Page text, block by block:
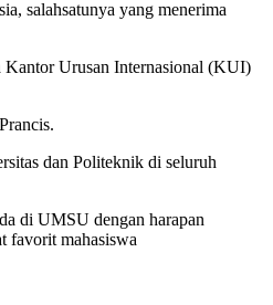
salahsatunya yang menerima
Urusan Internasional (KUI)
dan Politeknik di seluruh
di UMSU dengan harapan
favorit mahasiswa